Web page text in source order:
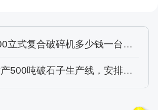
式复合破碎机多少钱一台？能用于打沙吗？
吨破石子生产线，安排重锤式破碎机顶上有何优势